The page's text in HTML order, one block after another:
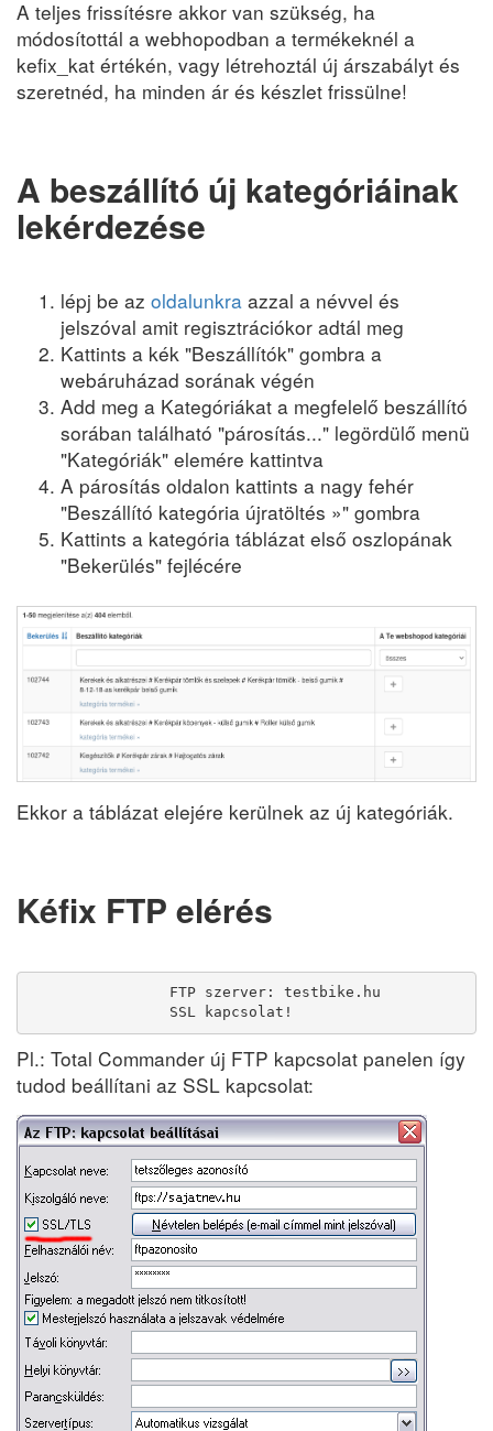
A teljes frissítésre akkor van szükség, ha
módosítottál a webhopodban a termékeknél a
kefix_kat értékén, vagy létrehoztál új árszabályt és
szeretnéd, ha minden ár és készlet frissülne!
A beszállító új kategóriáinak
lekérdezése
lépj be az oldalunkra azzal a névvel és
jelszóval amit regisztrációkor adtál meg
Kattints a kék "Beszállítók" gombra a
webáruházad sorának végén
Add meg a Kategóriákat a megfelelő beszállító
sorában található "párosítás..." legördülő menü
"Kategóriák" elemére kattintva
A párosítás oldalon kattints a nagy fehér
"Beszállító kategória újratöltés »" gombra
Kattints a kategória táblázat első oszlopának
"Bekerülés" fejlécére
Ekkor a táblázat elejére kerülnek az új kategóriák.
Kéfix FTP elérés
                FTP szerver: testbike.hu
                SSL kapcsolat!
Pl.: Total Commander új FTP kapcsolat panelen így
tudod beállítani az SSL kapcsolat: